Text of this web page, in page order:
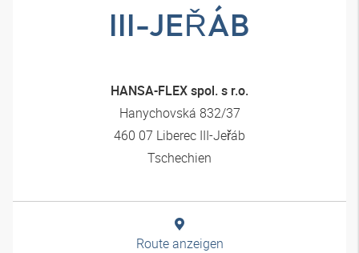
III-JEŘÁB
HANSA-FLEX spol. s r.o.
Hanychovská 832/37
460 07 Liberec III-Jeřáb
Tschechien
Route anzeigen